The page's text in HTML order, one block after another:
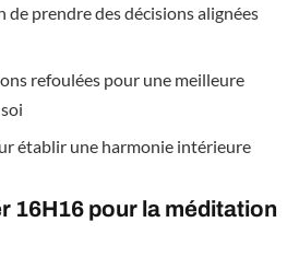
de prendre des décisions alignées
refoulées pour une meilleure
établir une harmonie intérieure
16H16 pour la méditation